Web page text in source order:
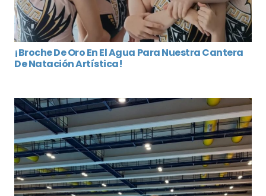
¡Broche De Oro En El Agua Para Nuestra Cantera
De Natación Artística!